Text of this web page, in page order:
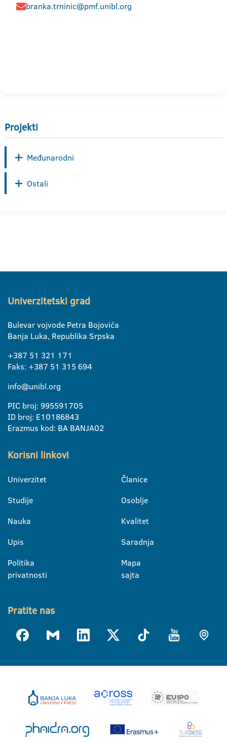
branka.trninic@pmf.unibl.org
Projekti
Međunarodni
Ostali
Univerzitetski grad
Bulevar vojvode Petra Bojovića
Banja Luka, Republika Srpska
+387 51 321 171
Faks: +387 51 315 694
info@unibl.org
PIC broj: 995591705
ID broj: E10186843
Erazmus kod: BA BANJA02
Korisni linkovi
Univerzitet
Studije
Nauka
Upis
Politika
privatnosti
Članice
Osoblje
Kvalitet
Saradnja
Mapa
sajta
Pratite nas